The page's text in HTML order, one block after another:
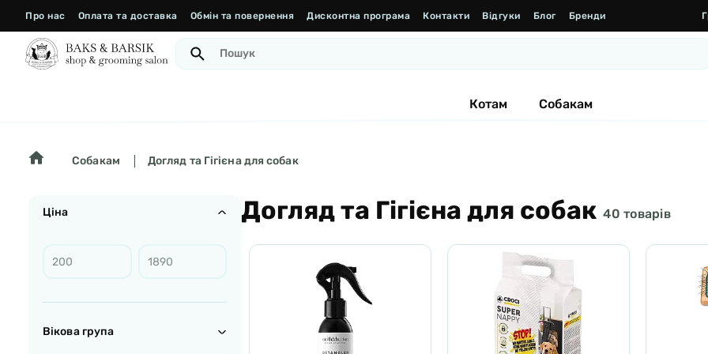
Про нас Оплата та доставка Обмін та повернення Дисконтна програма Контакти Відгуки Блог Бренди
Котам Собакам
Собакам Догляд та Гігієна для собак
Ціна
Вікова група
Догляд та Гігієна для собак 40 товарів